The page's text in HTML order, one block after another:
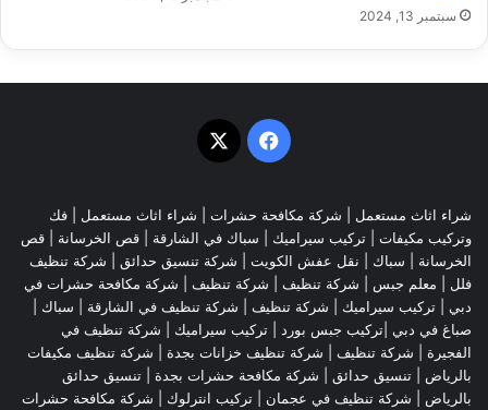
سبتمبر 13, 2024
فيسبوك
‫X
شراء اثاث مستعمل شركة مكافحة حشرات شراء اثاث مستعمل
فك
وتركيب مكيفات | تركيب سيراميك | سباك في الشارقة قص الخرسانة | قص
الخرسانة | سباك نقل عفش الكويت شركة تنسيق حدائق
شركة تنظيف
فلل
معلم جبس شركة تنظيف شركة تنظيف
شركة مكافحة حشرات في
دبي
تركيب سيراميك شركة تنظيف شركة تنظيف في الشارقة | سباك |
صباغ في دبي |تركيب جبس بورد | تركيب سيراميك
شركة تنظيف في
الفجيرة
شركة تنظيف شركة تنظيف خزانات بجدة
شركة تنظيف مكيفات
بالرياض
تنسيق حدائق شركة مكافحة حشرات بجدة
تنسيق حدائق
بالرياض
شركة تنظيف في عجمان | تركيب انترلوك | شركة مكافحة حشرات